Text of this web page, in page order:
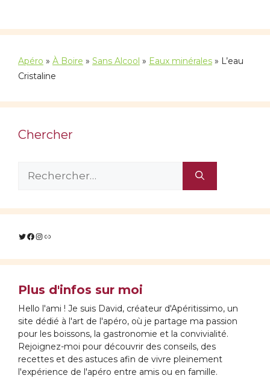
Apéro » À Boire » Sans Alcool » Eaux minérales » L’eau
Cristaline
Chercher
Rechercher :
Twitter
Facebook
Instagram
Lien
Plus d'infos sur moi
Hello l'ami ! Je suis David, créateur d'Apéritissimo, un
site dédié à l'art de l'apéro, où je partage ma passion
pour les boissons, la gastronomie et la convivialité.
Rejoignez-moi pour découvrir des conseils, des
recettes et des astuces afin de vivre pleinement
l'expérience de l'apéro entre amis ou en famille.